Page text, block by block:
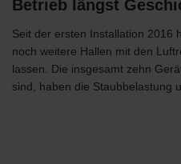
Betrieb längst
Seit der ersten Installation 2016
noch weitere Hallen mit den
lassen. Die insgesamt zehn
sind, haben die Staubbelastung